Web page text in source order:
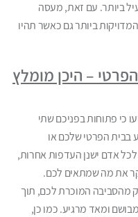
ביותר. עם זאת, מעסה
ביותר גם כאשר תהיו
– היכן מומלץ
כי פתוחות בפניכם שתי
בבית הפרטי שלכם או
אדם ישנן העדפות אחרות,
את מה שמתאים לכם.
מהסביבה המוכרת לכם, תוך
ומאד מרגיע. כמו כן,